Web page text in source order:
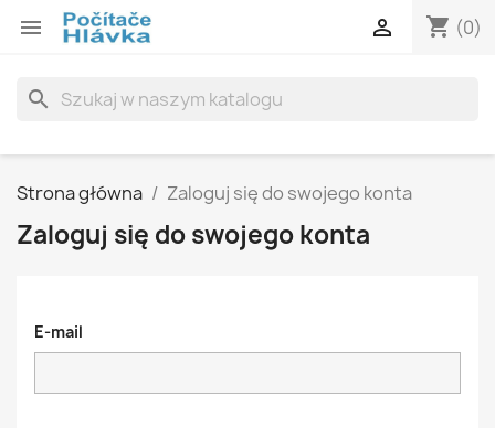
 shopping_cart (0)

search
Strona główna Zaloguj się do swojego konta
Zaloguj się do swojego konta
E-mail